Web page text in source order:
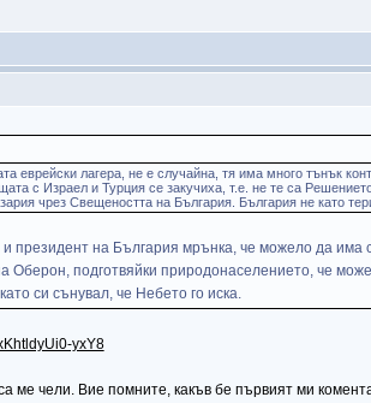
еврейски лагера, не е случайна, тя има много тънък
с Израел и Турция се закучиха, т.е. не те са
чрез Свещеността на България. България не като
президент на България мрънка, че можело да има
Оберон, подготвяйки природонаселението, че
си сънувал, че Небето го иска.
yxY8
ме чели. Вие помните, какъв бе първият ми